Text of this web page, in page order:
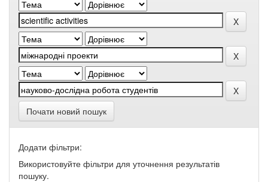
Почати новий пошук
Додати фільтри:
Використовуйте фільтри для уточнення результатів
пошуку.